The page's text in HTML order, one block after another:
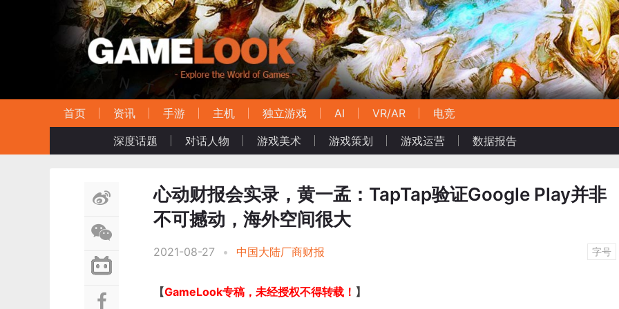
首页 资讯 手游 主机 独立游戏 AI VR/AR
电竞
深度话题
对话人物 游戏美术 游戏策划 游戏运营 数据报告
心动财报会实录，黄一孟：TapTap验证Google Play并非
不可撼动，海外空间很大
2021-08-27 • 中国大陆厂商财报 字号
【GameLook专稿，未经授权不得转载！ 】